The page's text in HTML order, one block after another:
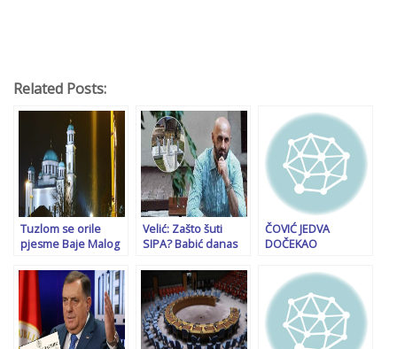
Related Posts:
Tuzlom se orile
pjesme Baje Malog
Crnogorčević:
Podnešene krivične
prijave
Velić: Zašto šuti
SIPA? Babić danas
mezarju, sutra će
krenuti na džamije
ČOVIĆ JEDVA
DOČEKAO
ODLAZAK: “Od toga
neće biti ništa…”